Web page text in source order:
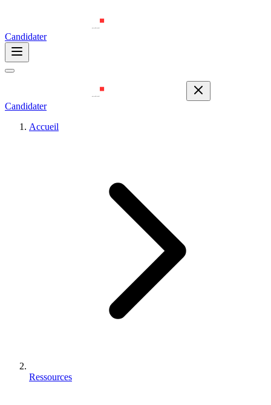
Candidater
Candidater
Accueil
Ressources